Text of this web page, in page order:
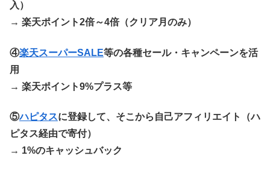
入）
→ 楽天ポイント2倍～4倍（クリア月のみ）
④楽天スーパーSALE等の各種セール・キャンペーンを活
用
→ 楽天ポイント9%プラス等
⑤ハピタスに登録して、そこから自己アフィリエイト（ハ
ピタス経由で寄付）
→ 1%のキャッシュバック